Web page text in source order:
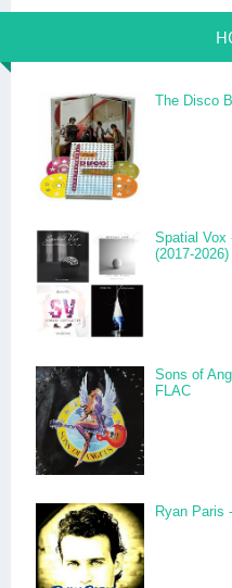
The Disco
Spatial Vox
(2017-
Sons of
FLAC
Ryan Paris